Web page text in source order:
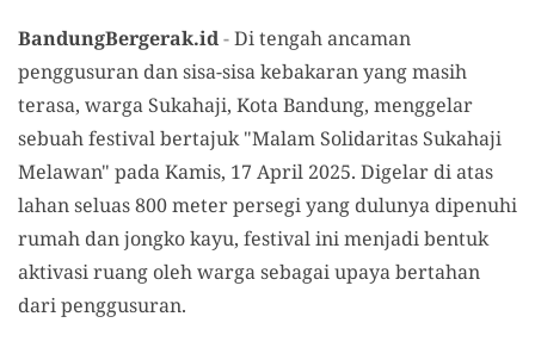
BandungBergerak.id-Di tengah ancaman
penggusuran dan sisa-sisa kebakaran yang masih
terasa, warga Sukahaji, Kota Bandung, menggelar
sebuah festival bertajuk "Malam Solidaritas Sukahaji
Melawan" pada Kamis, 17 April 2025. Digelar di atas
lahan seluas 800 meter persegi yang dulunya dipenuhi
rumah dan jongko kayu, festival ini menjadi bentuk
aktivasi ruang oleh warga sebagai upaya bertahan
dari penggusuran.